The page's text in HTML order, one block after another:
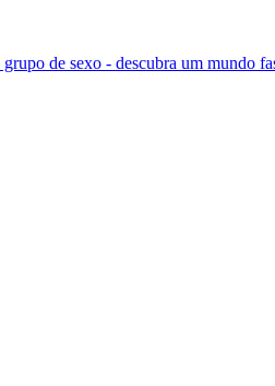
de sexo - descubra um mundo